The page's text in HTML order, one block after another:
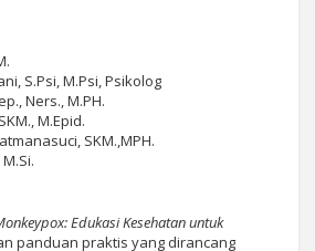
S.Psi, M.Psi, Psikolog
Ners., M.PH.
M.Epid.
SKM.,MPH.
Edukasi Kesehatan untuk
panduan praktis yang dirancang